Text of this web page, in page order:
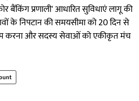
बैंकिंग प्रणाली' आधारित सुविधाएं लागू की
के निपटान की समयसीमा को 20 दिन से
करना और सदस्य सेवाओं को एकीकृत मंच